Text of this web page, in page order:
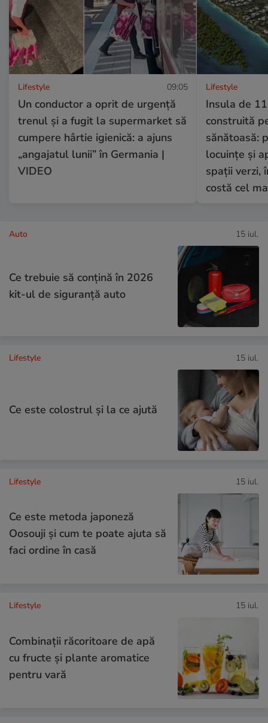
Lifestyle 09:05
Un conductor a oprit de urgență
trenul și a fugit la supermarket să
cumpere hârtie igienică: a ajuns
„angajatul lunii” în Germania |
VIDEO
Lifestyle
Insula de
construită
sănătoasă:
locuințe și
spații verzi,
costă cel
Auto 15 iul.
Ce trebuie să conţină în 2026
kit-ul de siguranţă auto
Lifestyle 15 iul.
Ce este colostrul și la ce ajută
Lifestyle 15 iul.
Ce este metoda japoneză
Oosouji și cum te poate ajuta să
faci ordine în casă
Lifestyle 15 iul.
Combinaţii răcoritoare de apă
cu fructe şi plante aromatice
pentru vară